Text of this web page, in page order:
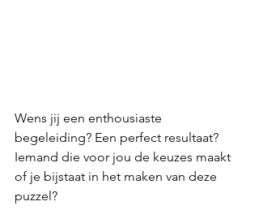
Wens jij een enthousiaste
begeleiding? Een perfect resultaat?
Iemand die voor jou de keuzes maakt
of je bijstaat in het maken van deze
puzzel?